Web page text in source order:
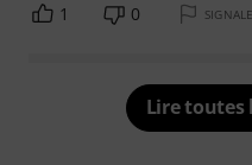
1 0
Lire toutes